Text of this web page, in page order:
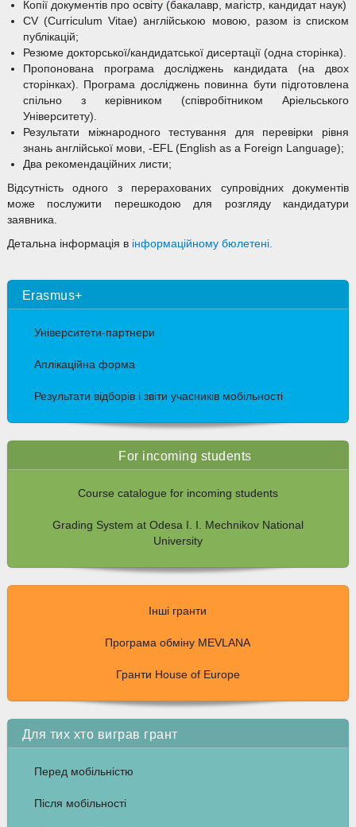
Копії документів про освіту (бакалавр, магістр, кандидат наук)
CV (Curriculum Vitae) англійською мовою, разом із списком
публікацій;
Резюме докторської/кандидатської дисертації (одна сторінка).
Пропонована програма досліджень кандидата (на двох
сторінках). Програма досліджень повинна бути підготовлена
спільно з керівником (співробітником Аріельського
Університету).
Результати міжнародного тестування для перевірки рівня
знань англійської мови, -EFL (English as a Foreign Language);
Два рекомендаційних листи;
Відсутність одного з перерахованих супровідних документів
може послужити перешкодою для розгляду кандидатури
заявника.
Детальна інформація вінформаційному бюлетені.
Erasmus+
Університети-партнери
Аплікаційна форма
Результати відборів і звіти учасників мобільності
For incoming students
Course catalogue for incoming students
Grading System at Odesa I. I. Mechnikov National
University
Інші гранти
Програма обміну MEVLANA
Гранти House of Europe
Для тих хто виграв грант
Перед мобільністю
Після мобільності